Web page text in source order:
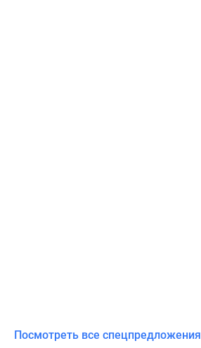
Посмотреть все спецпредложения